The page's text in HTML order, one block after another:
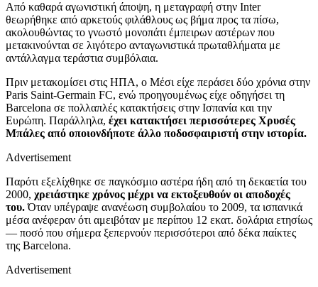
Από καθαρά αγωνιστική άποψη, η μεταγραφή στην Inter
θεωρήθηκε από αρκετούς φιλάθλους ως βήμα προς τα πίσω,
ακολουθώντας το γνωστό μονοπάτι έμπειρων αστέρων που
μετακινούνται σε λιγότερο ανταγωνιστικά πρωταθλήματα με
αντάλλαγμα τεράστια συμβόλαια.
Πριν μετακομίσει στις ΗΠΑ, ο Μέσι είχε περάσει δύο χρόνια στην
Paris Saint-Germain FC, ενώ προηγουμένως είχε οδηγήσει τη
Barcelona σε πολλαπλές κατακτήσεις στην Ισπανία και την
Ευρώπη. Παράλληλα, έχει κατακτήσει περισσότερες Χρυσές
Μπάλες από οποιονδήποτε άλλο ποδοσφαιριστή στην ιστορία.
Advertisement
Παρότι εξελίχθηκε σε παγκόσμιο αστέρα ήδη από τη δεκαετία του
2000, χρειάστηκε χρόνος μέχρι να εκτοξευθούν οι αποδοχές
του.Όταν υπέγραψε ανανέωση συμβολαίου το 2009, τα ισπανικά
μέσα ανέφεραν ότι αμειβόταν με περίπου 12 εκατ. δολάρια ετησίως
— ποσό που σήμερα ξεπερνούν περισσότεροι από δέκα παίκτες
της Barcelona.
Advertisement